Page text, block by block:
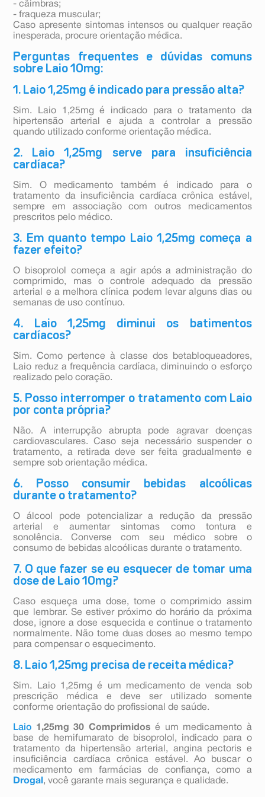
- câimbras;
- fraqueza muscular;
Caso apresente sintomas intensos ou qualquer reação
inesperada, procure orientação médica.
Perguntas frequentes e dúvidas comuns
sobre Laio 10mg:
1. Laio 1,25mg é indicado para pressão alta?
Sim. Laio 1,25mg é indicado para o tratamento da
hipertensão arterial e ajuda a controlar a pressão
quando utilizado conforme orientação médica.
2. Laio 1,25mg serve para insuficiência
cardíaca?
Sim. O medicamento também é indicado para o
tratamento da insuficiência cardíaca crônica estável,
sempre em associação com outros medicamentos
prescritos pelo médico.
3. Em quanto tempo Laio 1,25mg começa a
fazer efeito?
O bisoprolol começa a agir após a administração do
comprimido, mas o controle adequado da pressão
arterial e a melhora clínica podem levar alguns dias ou
semanas de uso contínuo.
4. Laio 1,25mg diminui os batimentos
cardíacos?
Sim. Como pertence à classe dos betabloqueadores,
Laio reduz a frequência cardíaca, diminuindo o esforço
realizado pelo coração.
5. Posso interromper o tratamento com Laio
por conta própria?
Não. A interrupção abrupta pode agravar doenças
cardiovasculares. Caso seja necessário suspender o
tratamento, a retirada deve ser feita gradualmente e
sempre sob orientação médica.
6. Posso consumir bebidas alcoólicas
durante o tratamento?
O álcool pode potencializar a redução da pressão
arterial e aumentar sintomas como tontura e
sonolência. Converse com seu médico sobre o
consumo de bebidas alcoólicas durante o tratamento.
7. O que fazer se eu esquecer de tomar uma
dose de Laio 10mg?
Caso esqueça uma dose, tome o comprimido assim
que lembrar. Se estiver próximo do horário da próxima
dose, ignore a dose esquecida e continue o tratamento
normalmente. Não tome duas doses ao mesmo tempo
para compensar o esquecimento.
8. Laio 1,25mg precisa de receita médica?
Sim. Laio 1,25mg é um medicamento de venda sob
prescrição médica e deve ser utilizado somente
conforme orientação do profissional de saúde.
Laio 1,25mg 30 Comprimidosé um medicamento à
base de hemifumarato de bisoprolol, indicado para o
tratamento da hipertensão arterial, angina pectoris e
insuficiência cardíaca crônica estável. Ao buscar o
medicamento em farmácias de confiança, como a
Drogal , você garante mais segurança e qualidade.